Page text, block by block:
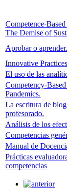
Competence-
The Demise of
Aprobar o
Innovative
El uso de las
Competency-
Pandemics.
La escritura de
profesorado.
Análisis de los
Competencias
Manual de
Prácticas
competencias